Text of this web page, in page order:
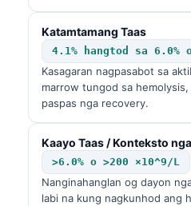
Katamtamang Taas
4.1% hangtod sa 6.0%
Kasagaran nagpasabot sa
marrow tungod sa
paspas nga recovery.
Kaayo Taas / Konteksto
>6.0% o >200 ×10^9/L
Nanginahanglan og dayon
labi na kung nagkunhod ang